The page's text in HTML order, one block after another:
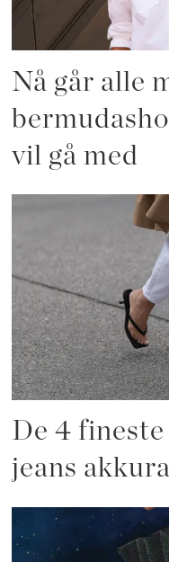
Nå går alle
vil gå med
De 4
jeans